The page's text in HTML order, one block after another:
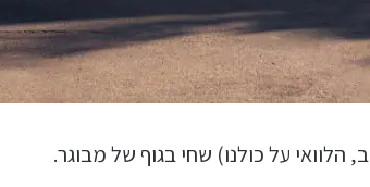
על כולנו) שחי בגוף של מבוגר.